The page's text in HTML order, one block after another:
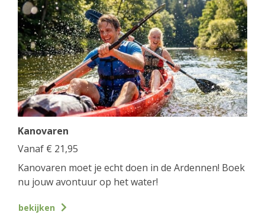
Kanovaren
Vanaf € 21,95
Kanovaren moet je echt doen in de Ardennen! Boek
nu jouw avontuur op het water!
bekijken